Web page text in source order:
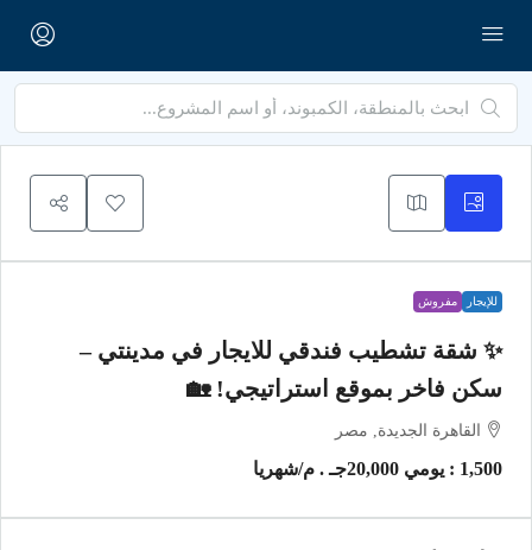
للإيجار مفروش
✨ شقة تشطيب فندقي للايجار في مدينتي –
سكن فاخر بموقع استراتيجي! 🏡
القاهرة الجديدة, مصر
1,500 : يومي 20,000جـ . م /شهريا